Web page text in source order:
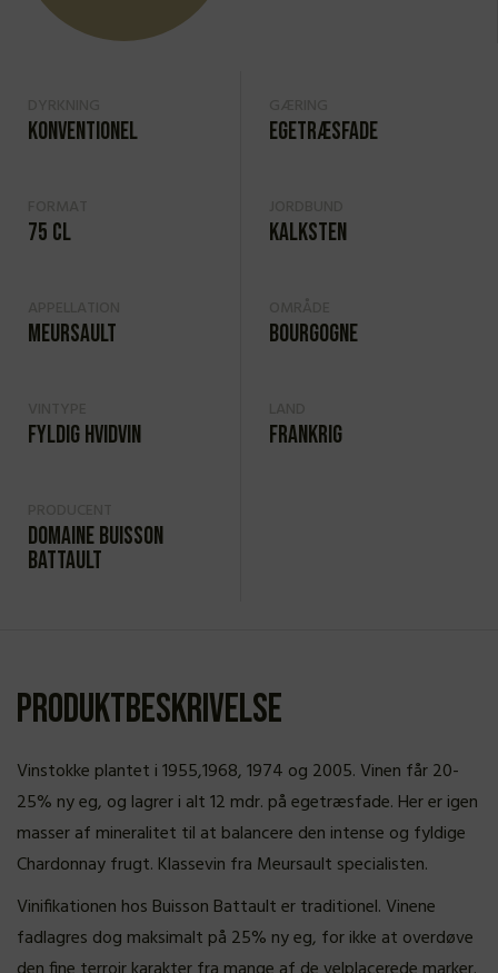
Konventionel Egetræsfade
75 cl Kalksten
Meursault Bourgogne
Fyldig hvidvin Frankrig
Domaine Buisson
Battault
Produktbeskrivelse
Vinstokke plantet i 1955,1968, 1974 og 2005. Vinen får 20-
25% ny eg, og lagrer i alt 12 mdr. på egetræsfade. Her er igen
masser af mineralitet til at balancere den intense og fyldige
Chardonnay frugt. Klassevin fra Meursault specialisten.
Vinifikationen hos Buisson Battault er traditionel. Vinene
fadlagres dog maksimalt på 25% ny eg, for ikke at overdøve